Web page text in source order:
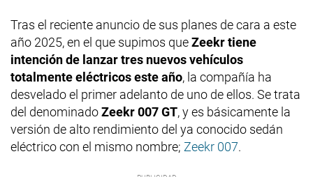
Tras el reciente anuncio de sus planes de cara a este
año 2025, en el que supimos queZeekr tiene
intención de lanzar tres nuevos vehículos
totalmente eléctricos este año, la compañía ha
desvelado el primer adelanto de uno de ellos. Se trata
del denominadoZeekr 007 GT, y es básicamente la
versión de alto rendimiento del ya conocido sedán
eléctrico con el mismo nombre; Zeekr 007.